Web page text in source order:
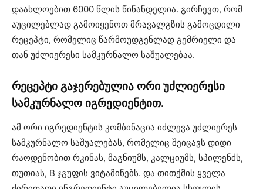
დაახლოებით 6000 წლის წინანდელია. გირჩევთ, რომ
აუცილებლად გამოიყენოთ მრავალგზის გამოცდილი
რეცეპტი, რომელიც წარმოუდგენლად გემრიელი და
თან უძლიერესი სამკურნალო საშუალებაა.
რეცეპტი გაჯერებულია ორი უძლიერესი
სამკურნალო იგრედიენტით.
ამ ორი იგრედიენტის კომბინაცია იძლევა უძლიერეს
სამკურნალო საშუალებას, რომელიც შეიცავს დიდი
რაოდენობით რკინას, მაგნიუმს, კალციუმს, სპილენძს,
თუთიას, B ჯგუფის ვიტამინებს. და თითქმის ყველა